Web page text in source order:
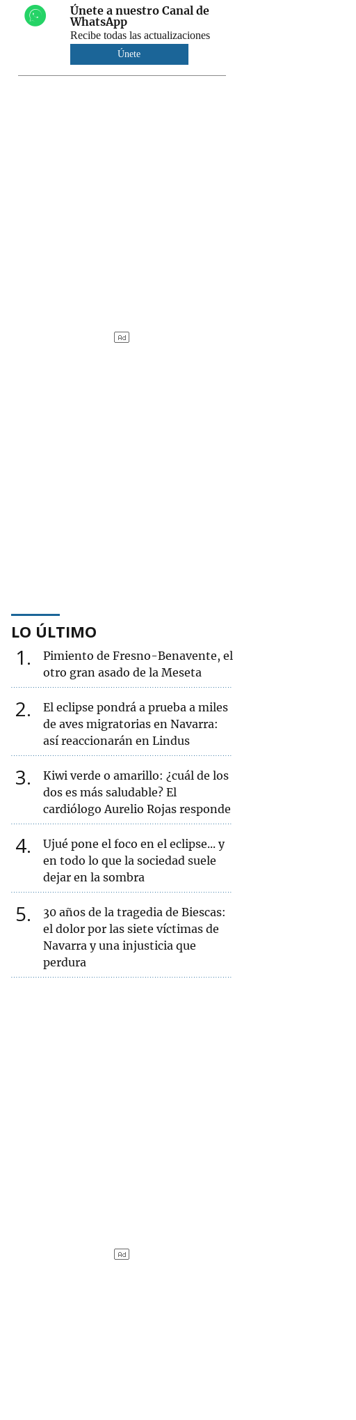
Únete a nuestro Canal de
WhatsApp
Recibe todas las actualizaciones
Únete
LO ÚLTIMO
1
Pimiento de Fresno-Benavente, el
otro gran asado de la Meseta
2
El eclipse pondrá a prueba a miles
de aves migratorias en Navarra:
así reaccionarán en Lindus
3
Kiwi verde o amarillo: ¿cuál de los
dos es más saludable? El
cardiólogo Aurelio Rojas responde
4
Ujué pone el foco en el eclipse... y
en todo lo que la sociedad suele
dejar en la sombra
5
30 años de la tragedia de Biescas:
el dolor por las siete víctimas de
Navarra y una injusticia que
perdura